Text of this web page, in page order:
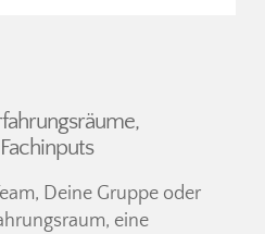
Deine Gruppe oder
eine